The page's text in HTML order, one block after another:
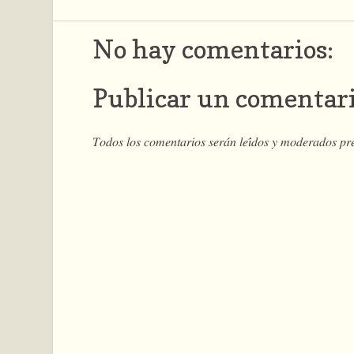
No hay comentarios:
Publicar un
𝑇𝑜𝑑𝑜𝑠 𝑙𝑜𝑠 𝑐𝑜𝑚𝑒𝑛𝑡𝑎𝑟𝑖𝑜𝑠 𝑠𝑒𝑟𝑎́𝑛 𝑙𝑒𝑖́𝑑𝑜𝑠 𝑦 𝑚𝑜𝑑𝑒𝑟𝑎𝑑𝑜𝑠